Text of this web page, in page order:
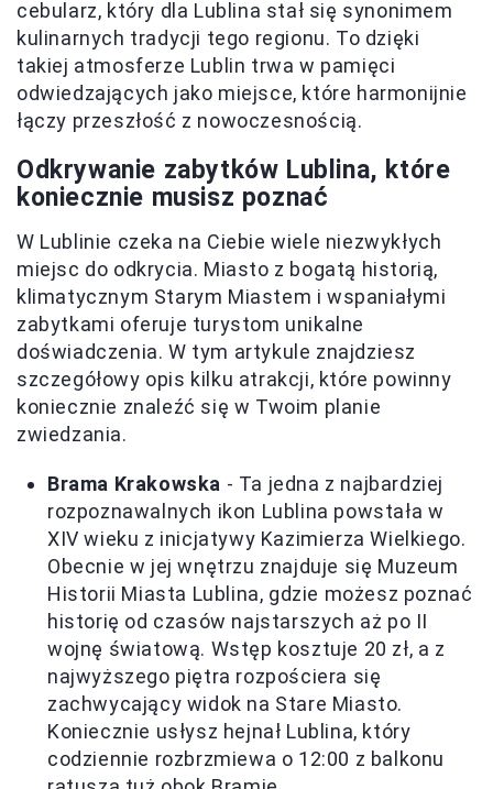
cebularz, który dla Lublina stał się synonimem
kulinarnych tradycji tego regionu. To dzięki
takiej atmosferze Lublin trwa w pamięci
odwiedzających jako miejsce, które harmonijnie
łączy przeszłość z nowoczesnością.
Odkrywanie zabytków Lublina, które
koniecznie musisz poznać
W Lublinie czeka na Ciebie wiele niezwykłych
miejsc do odkrycia. Miasto z bogatą historią,
klimatycznym Starym Miastem i wspaniałymi
zabytkami oferuje turystom unikalne
doświadczenia. W tym artykule znajdziesz
szczegółowy opis kilku atrakcji, które powinny
koniecznie znaleźć się w Twoim planie
zwiedzania.
Brama Krakowska - Ta jedna z najbardziej
rozpoznawalnych ikon Lublina powstała w
XIV wieku z inicjatywy Kazimierza Wielkiego.
Obecnie w jej wnętrzu znajduje się Muzeum
Historii Miasta Lublina, gdzie możesz poznać
historię od czasów najstarszych aż po II
wojnę światową. Wstęp kosztuje 20 zł, a z
najwyższego piętra rozpościera się
zachwycający widok na Stare Miasto.
Koniecznie usłysz hejnał Lublina, który
codziennie rozbrzmiewa o 12:00 z balkonu